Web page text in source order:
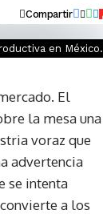
Compartir
en México.
El
la mesa una
voraz que
advertencia
se intenta
a los